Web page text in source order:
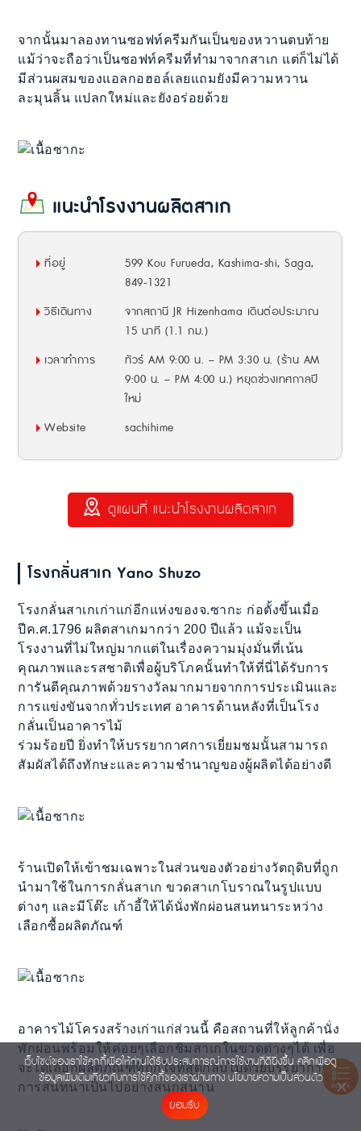
จากนั้นมาลองทานซอฟท์ครีมกันเป็นของหวานตบท้าย
แม้ว่าจะถือว่าเป็นซอฟท์ครีมที่ทำมาจากสาเก แต่ก็ไม่ได้
มีส่วนผสมของแอลกอฮอล์เลยแถมยังมีความหวาน
ละมุนลิ้น แปลกใหม่และยังอร่อยด้วย
แนะนำโรงงานผลิตสาเก
ที่อยู่
599 Kou Furueda, Kashima-shi, Saga,
849-1321
วิธีเดินทาง
จากสถานี JR Hizenhama เดินต่อประมาณ
15 นาที (1.1 กม.)
เวลาทำการ
ทัวร์ AM 9:00 น. – PM 3:30 น. (ร้าน AM
9:00 น. – PM 4:00 น.) หยุดช่วงเทศกาลปี
ใหม่
Website
sachihime
ดูแผนที่ แนะนำโรงงานผลิตสาเก
โรงกลั่นสาเก Yano Shuzo
โรงกลั่นสาเกเก่าแก่อีกแห่งของจ.ซากะ ก่อตั้งขึ้นเมื่อ
ปีค.ศ.1796 ผลิตสาเกมากว่า 200 ปีแล้ว แม้จะเป็น
โรงงานที่ไม่ใหญ่มากแต่ในเรื่องความมุ่งมั่นที่เน้น
คุณภาพและรสชาติเพื่อผู้บริโภคนั้นทำให้ที่นี่ได้รับการ
การันตีคุณภาพด้วยรางวัลมากมายจากการประเมินและ
การแข่งขันจากทั่วประเทศ อาคารด้านหลังที่เป็นโรง
กลั่นเป็นอาคารไม้
ร่วมร้อยปี ยิ่งทำให้บรรยากาศการเยี่ยมชมนั้นสามารถ
สัมผัสได้ถึงทักษะและความชำนาญของผู้ผลิตได้อย่างดี
ร้านเปิดให้เข้าชมเฉพาะในส่วนของตัวอย่างวัตถุดิบที่ถูก
นำมาใช้ในการกลั่นสาเก ขวดสาเกโบราณในรูปแบบ
ต่างๆ และมีโต๊ะ เก้าอี้ให้ได้นั่งพักผ่อนสนทนาระหว่าง
เลือกซื้อผลิตภัณฑ์
อาคารไม้โครงสร้างเก่าแก่ส่วนนี้ คือสถานที่ให้ลูกค้านั่ง
พักผ่อนพร้อมให้ค่อยๆเลือกชิมสาเกในขวดต่างๆได้ เพื่อ
จะได้เลือกผลิตภัณฑ์ที่ถูกใจที่สุดกลับไปด้วยบรรยากาศ
การสนทนาเป็นไปอย่างสนุกสนาน
INDEX
เว็บไซต์ของเราใช้คุกกี้เพื่อให้ท่านได้รับประสบการณ์การใช้งานที่ดียิ่งขึ้น คลิกเพื่อดู
ข้อมูลเพิ่มเติมเกี่ยวกับการใช้คุ๊กกี้ของเราผ่านทาง นโยบายความเป็นส่วนตัว
ยอมรับ